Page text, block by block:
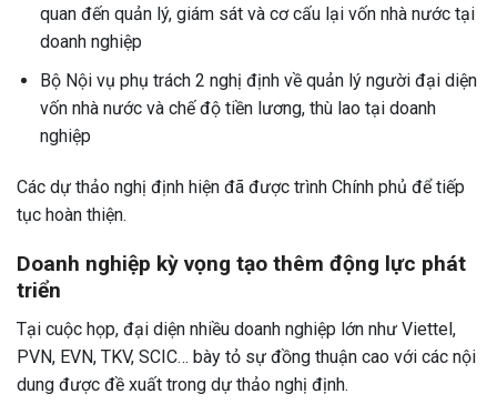
quan đến quản lý, giám sát và cơ cấu lại vốn nhà nước tại
doanh nghiệp
Bộ Nội vụ phụ trách 2 nghị định về quản lý người đại diện
vốn nhà nước và chế độ tiền lương, thù lao tại doanh
nghiệp
Các dự thảo nghị định hiện đã được trình Chính phủ để tiếp
tục hoàn thiện.
Doanh nghiệp kỳ vọng tạo thêm động lực phát
triển
Tại cuộc họp, đại diện nhiều doanh nghiệp lớn như Viettel,
PVN, EVN, TKV, SCIC… bày tỏ sự đồng thuận cao với các nội
dung được đề xuất trong dự thảo nghị định.